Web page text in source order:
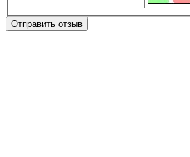
Отправить отзыв